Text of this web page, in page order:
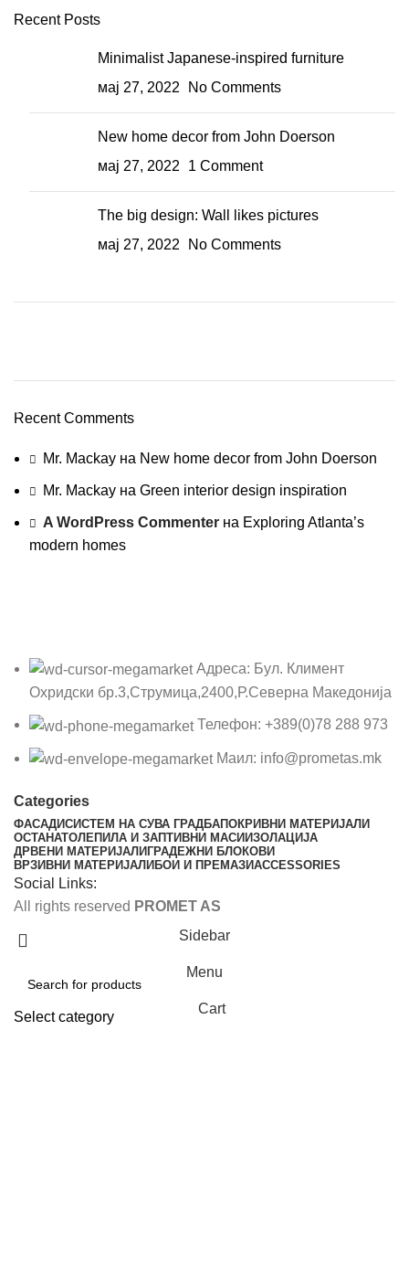
Recent Posts
Minimalist Japanese-inspired furniture
мај 27, 2022
No Comments
New home decor from John Doerson
мај 27, 2022
1 Comment
The big design: Wall likes pictures
мај 27, 2022
No Comments
Recent Comments
Mr. Mackay на New home decor from John Doerson
Mr. Mackay на Green interior design inspiration
A WordPress Commenter на Exploring Atlanta’s
modern homes
Адреса: Бул. Климент
Охридски бр.3,Струмица,2400,Р.Северна Македонија
Телефон: +389(0)78 288 973
Маил: info@prometas.mk
Categories
ФАСАДИСИСТЕМ НА СУВА ГРАДБАПОКРИВНИ МАТЕРИЈАЛИ
ОСТАНАТОЛЕПИЛА И ЗАПТИВНИ МАСИ ИЗОЛАЦИЈА
ДРВЕНИ МАТЕРИЈАЛИ ГРАДЕЖНИ БЛОКОВИ
ВРЗИВНИ МАТЕРИЈАЛИ БОИ И ПРЕМАЗИACCESSORIES
Social Links:
All rights reserved PROMET AS
Select category
Sidebar
Menu
Cart